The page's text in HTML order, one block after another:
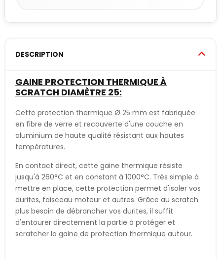
DESCRIPTION
GAINE PROTECTION THERMIQUE À
SCRATCH DIAMÈTRE 25:
Cette protection thermique Ø 25 mm est fabriquée
en fibre de verre et recouverte d'une couche en
aluminium de haute qualité résistant aux hautes
températures.
En contact direct, cette gaine thermique résiste
jusqu'à 260°C et en constant à 1000°C. Très simple à
mettre en place, cette protection permet d'isoler vos
durites, faisceau moteur et autres. Grâce au scratch
plus besoin de débrancher vos durites, il suffit
d'entourer directement la partie à protéger et
scratcher la gaine de protection thermique autour.